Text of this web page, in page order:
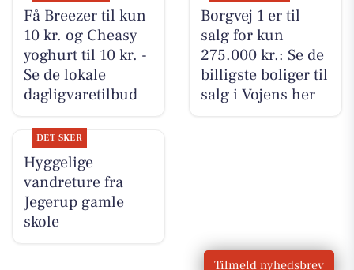
Få Breezer til kun
10 kr. og Cheasy
yoghurt til 10 kr. -
Se de lokale
dagligvaretilbud
Borgvej 1 er til
salg for kun
275.000 kr.: Se de
billigste boliger til
salg i Vojens her
DET SKER
Hyggelige
vandreture fra
Jegerup gamle
skole
Tilmeld nyhedsbrev